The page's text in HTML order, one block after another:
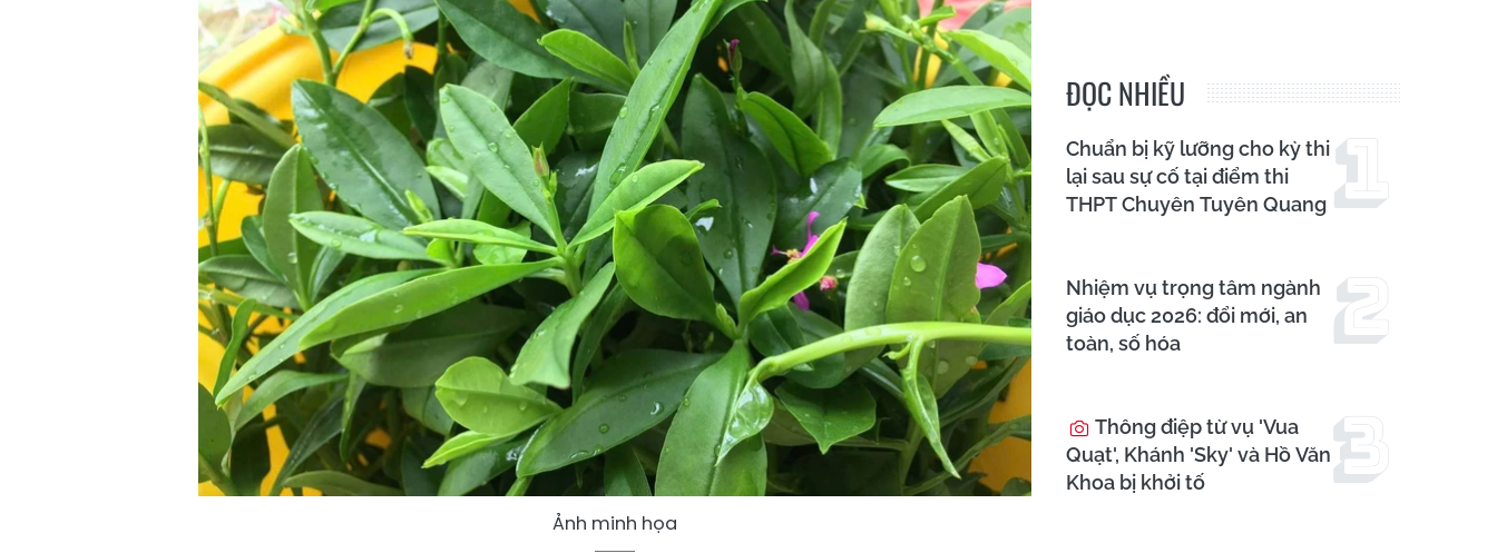
Ảnh minh họa
ĐỌC NHIỀU
Chuẩn bị kỹ lưỡng cho kỳ thi
lại sau sự cố tại điểm thi
THPT Chuyên Tuyên Quang
Nhiệm vụ trọng tâm ngành
giáo dục 2026: đổi mới, an
toàn, số hóa
Thông điệp từ vụ 'Vua
Quạt', Khánh 'Sky' và Hồ Văn
Khoa bị khởi tố